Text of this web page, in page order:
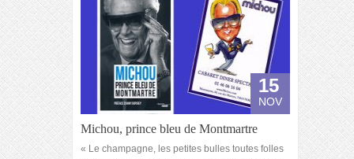
15
NOV
Michou, prince bleu de Montmartre
« Le champagne, les petites bulles toutes folles